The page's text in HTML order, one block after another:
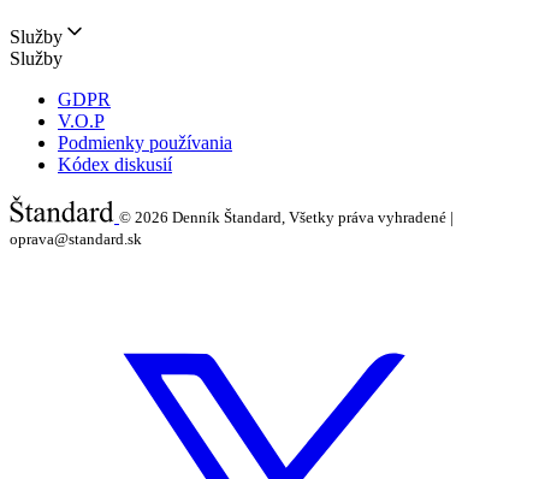
Služby
Služby
GDPR
V.O.P
Podmienky používania
Kódex diskusií
© 2026 Denník Štandard, Všetky práva vyhradené |
oprava@standard.sk